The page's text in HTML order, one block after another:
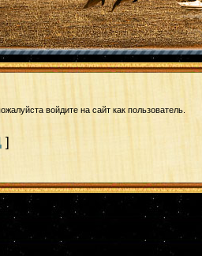
войдите на сайт как пользователь.
]